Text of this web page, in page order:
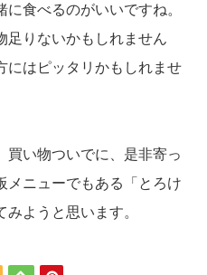
食べるのがいいですね。
足りないかもしれません
にはピッタリかもしれませ
買い物ついでに、是非寄っ
メニューでもある「とろけ
ようと思います。